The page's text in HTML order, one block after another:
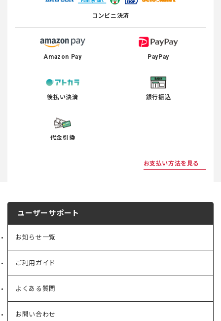
コンビニ決済
Amazon Pay PayPay
後払い決済 銀行振込
代金引換
お支払い方法を見る
ユーザーサポート
お知らせ一覧
ご利用ガイド
よくある質問
お問い合わせ